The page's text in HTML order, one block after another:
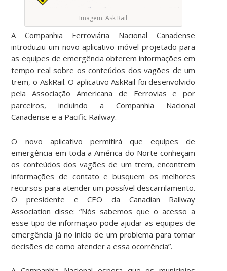
Imagem: Ask Rail
A Companhia Ferroviária Nacional Canadense
introduziu um novo aplicativo móvel projetado para
as equipes de emergência obterem informações em
tempo real sobre os conteúdos dos vagões de um
trem, o AskRail. O aplicativo AskRail foi desenvolvido
pela Associação Americana de Ferrovias e por
parceiros, incluindo a Companhia Nacional
Canadense e a Pacific Railway.
O novo aplicativo permitirá que equipes de
emergência em toda a América do Norte conheçam
os conteúdos dos vagões de um trem, encontrem
informações de contato e busquem os melhores
recursos para atender um possível descarrilamento.
O presidente e CEO da Canadian Railway
Association disse: “Nós sabemos que o acesso a
esse tipo de informação pode ajudar as equipes de
emergência já no início de um problema para tomar
decisões de como atender a essa ocorrência”.